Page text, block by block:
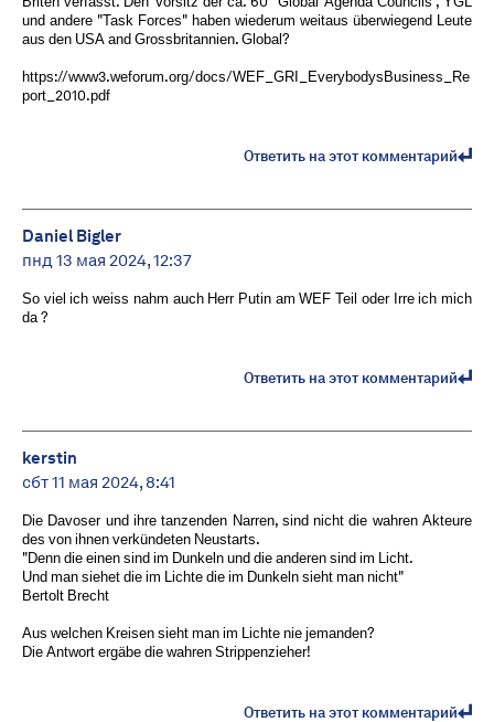
und andere "Task Forces" haben wiederum weitaus überwiegend Leute
aus den USA and Grossbritannien. Global?
https://www3.weforum.org/docs/WEF_GRI_EverybodysBusiness_Re
port_2010.pdf
Ответить на этот комментарий
Daniel Bigler
пнд 13 мая 2024, 12:37
So viel ich weiss nahm auch Herr Putin am WEF Teil oder Irre ich mich
da ?
Ответить на этот комментарий
kerstin
сбт 11 мая 2024, 8:41
Die Davoser und ihre tanzenden Narren, sind nicht die wahren Akteure
des von ihnen verkündeten Neustarts.
"Denn die einen sind im Dunkeln und die anderen sind im Licht.
Und man siehet die im Lichte die im Dunkeln sieht man nicht"
Bertolt Brecht
Aus welchen Kreisen sieht man im Lichte nie jemanden?
Die Antwort ergäbe die wahren Strippenzieher!
Ответить на этот комментарий